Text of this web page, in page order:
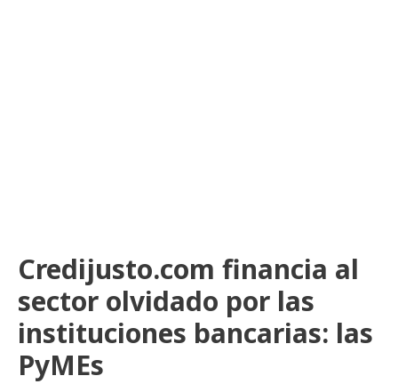
Credijusto.com financia al
sector olvidado por las
instituciones bancarias: las
PyMEs